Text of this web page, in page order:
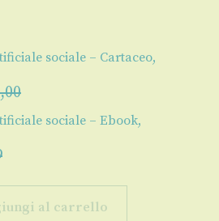
sociale – Cartaceo,
sociale – Ebook,
al carrello